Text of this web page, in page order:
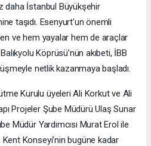
daha İstanbul Büyükşehir
taşıdı. Esenyurt’un önemli
ve hem yayalar hem de araçlar
Köprüsü’nün akıbeti, İBB
netlik kazanmaya başladı.
Kurulu üyeleri Ali Korkut ve Ali
Projeler Şube Müdürü Ulaş Sunar
Müdür Yardımcısı Murat Erol ile
Konseyi'nin bugüne kadar